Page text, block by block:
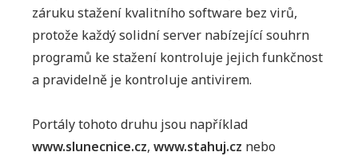
záruku stažení kvalitního software bez virů,
protože každý solidní server nabízející souhrn
programů ke stažení kontroluje jejich funkčnost
a pravidelně je kontroluje antivirem.
Portály tohoto druhu jsou například
www.slunecnice.cz, www.stahuj.cz nebo